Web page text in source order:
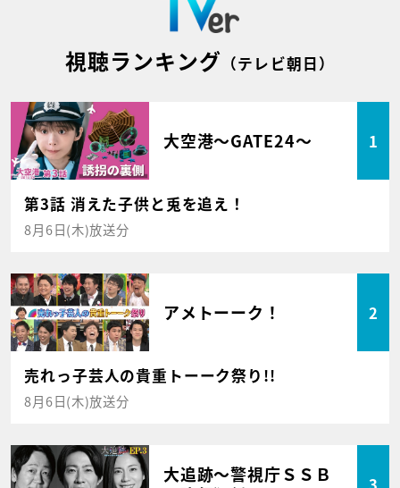
視聴ランキング （テレビ朝日）
大空港～GATE24～ 1
第3話 消えた子供と兎を追え！
8月6日(木)放送分
アメトーーク！ 2
売れっ子芸人の貴重トーーク祭り!!
8月6日(木)放送分
大追跡～警視庁ＳＳＢ